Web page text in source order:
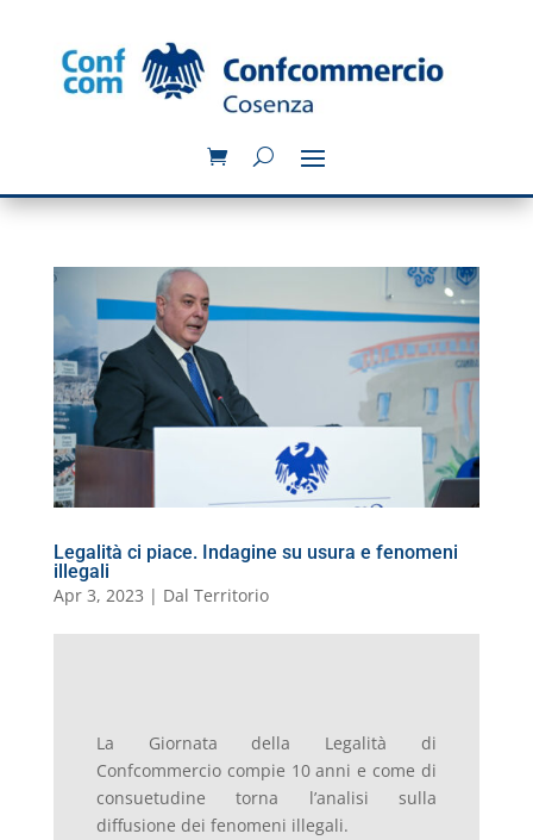
Legalità ci piace. Indagine su usura e fenomeni
illegali
Apr 3, 2023 | Dal Territorio
La Giornata della Legalità di
Confcommercio compie 10 anni e come di
consuetudine torna l’analisi sulla
diffusione dei fenomeni illegali.